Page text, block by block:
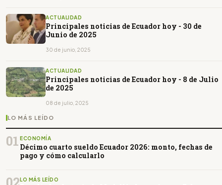
ACTUALIDAD
Principales noticias de Ecuador hoy - 30 de
Junio de 2025
30 de junio, 2025
ACTUALIDAD
Principales noticias de Ecuador hoy - 8 de Julio
de 2025
08 de julio, 2025
LO MÁS LEÍDO
01 ECONOMÍA
Décimo cuarto sueldo Ecuador 2026: monto, fechas de
pago y cómo calcularlo
LO MÁS LEÍDO